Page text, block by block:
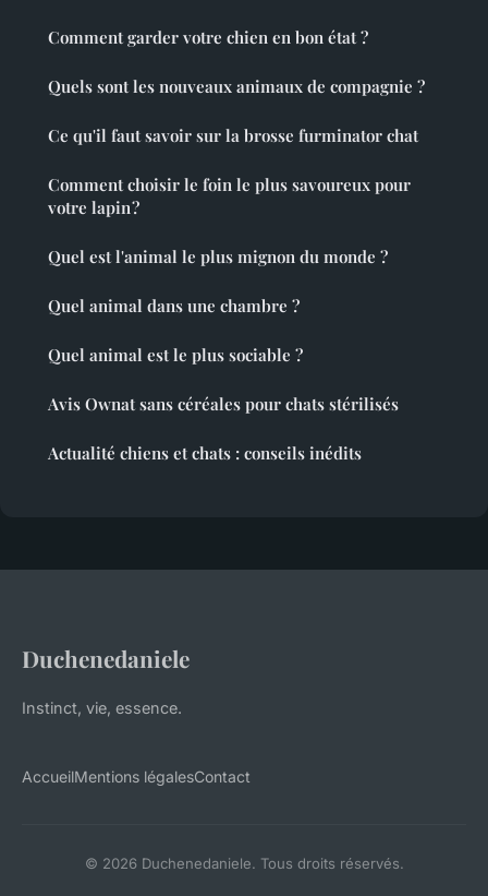
Comment garder votre chien en bon état ?
Quels sont les nouveaux animaux de compagnie ?
Ce qu'il faut savoir sur la brosse furminator chat
Comment choisir le foin le plus savoureux pour
votre lapin ?
Quel est l'animal le plus mignon du monde ?
Quel animal dans une chambre ?
Quel animal est le plus sociable ?
Avis Ownat sans céréales pour chats stérilisés
Actualité chiens et chats : conseils inédits
Duchenedaniele
Instinct, vie, essence.
AccueilMentions légalesContact
© 2026 Duchenedaniele. Tous droits réservés.